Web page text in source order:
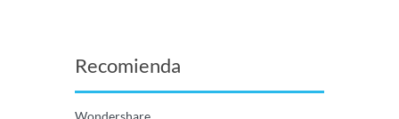
Recomienda
Wondershare